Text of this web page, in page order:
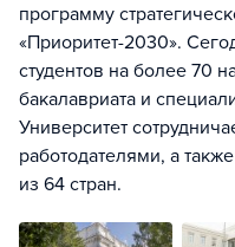
программу
«Приоритет-2030».
студентов на более 70
бакалавриата и
Университет
работодателями, а
из 64 стран.